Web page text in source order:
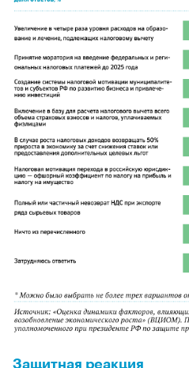
Защитная реакция